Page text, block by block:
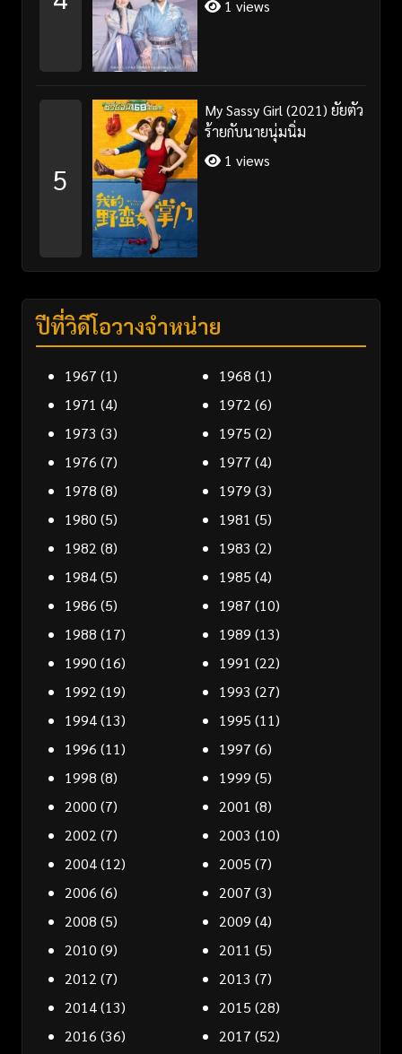
1 views
5
My Sassy Girl (2021) ยัยตัว
ร้ายกับนายนุ่มนิ่ม
1 views
ปีที่วิดีโอวางจำหน่าย
1967 (1) 1968 (1)
1971 (4) 1972 (6)
1973 (3) 1975 (2)
1976 (7) 1977 (4)
1978 (8) 1979 (3)
1980 (5) 1981 (5)
1982 (8) 1983 (2)
1984(5) 1985 (4)
1986 (5) 1987 (10)
1988 (17) 1989 (13)
1990 (16) 1991 (22)
1992 (19) 1993 (27)
1994(13) 1995 (11)
1996 (11) 1997 (6)
1998 (8) 1999 (5)
2000 (7) 2001 (8)
2002 (7) 2003 (10)
2004(12) 2005 (7)
2006 (6) 2007 (3)
2008 (5) 2009 (4)
2010 (9) 2011 (5)
2012 (7) 2013 (7)
2014(13) 2015 (28)
2016 (36) 2017 (52)